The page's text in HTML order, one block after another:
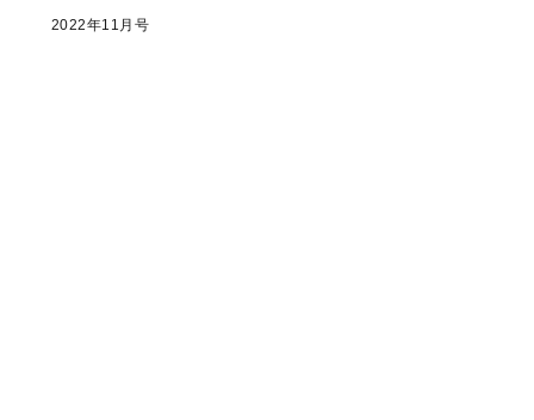
2022年11月号